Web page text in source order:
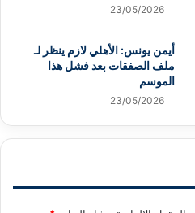
23/05/2026
أيمن يونس: الأهلي لازم ينظر لـ
ملف الصفقات بعد فشل هذا
الموسم
23/05/2026